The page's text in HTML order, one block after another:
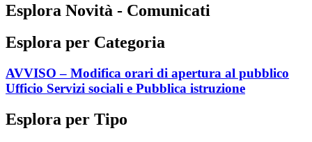
Esplora Novità - Comunicati
Esplora per Categoria
AVVISO – Modifica orari di apertura al pubblico
Ufficio Servizi sociali e Pubblica istruzione
Esplora per Tipo